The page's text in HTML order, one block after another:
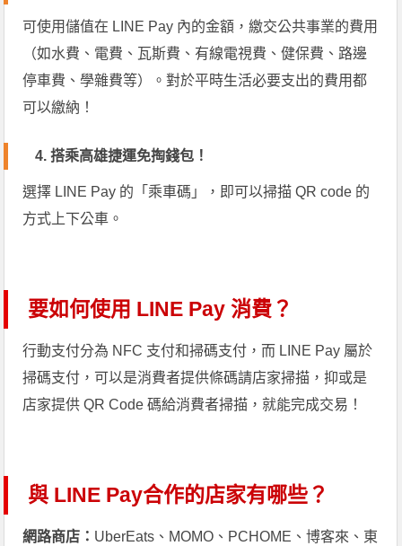
可使用儲值在 LINE Pay 內的金額，繳交公共事業的費用
（如水費、電費、瓦斯費、有線電視費、健保費、路邊
停車費、學雜費等）。對於平時生活必要支出的費用都
可以繳納！
4. 搭乘高雄捷運免掏錢包！
選擇 LINE Pay 的「乘車碼」，即可以掃描 QR code 的
方式上下公車。
要如何使用 LINE Pay 消費？
行動支付分為 NFC 支付和掃碼支付，而 LINE Pay 屬於
掃碼支付，可以是消費者提供條碼請店家掃描，抑或是
店家提供 QR Code 碼給消費者掃描，就能完成交易！
與 LINE Pay合作的店家有哪些？
網路商店： UberEats、MOMO、PCHOME、博客來、東